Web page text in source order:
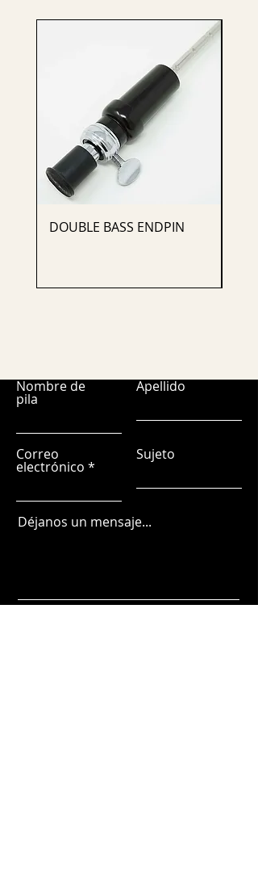
DOUBLE BASS ENDPIN
Nombre de
pila
Apellido
Correo
electrónico
Sujeto
Déjanos un mensaje...